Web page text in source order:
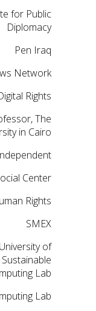
for Public
Diplomacy
Pen Iraq
Network
Rights
The
in Cairo
Center
Rights
SMEX
of
Lab
Lab